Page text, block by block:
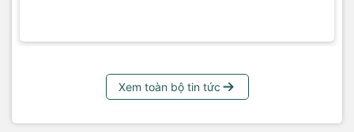
Xem toàn bộ tin tức